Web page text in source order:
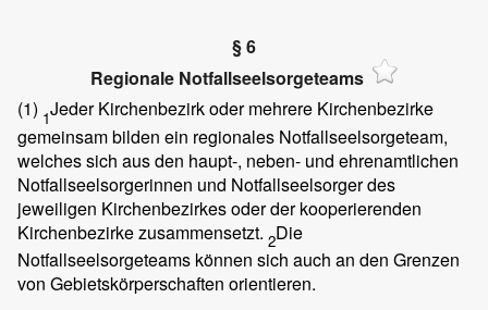
§ 6
Regionale Notfallseelsorgeteams
(1) 1Jeder Kirchenbezirk oder mehrere Kirchenbezirke
gemeinsam bilden ein regionales Notfallseelsorgeteam,
welches sich aus den haupt-, neben- und ehrenamtlichen
Notfallseelsorgerinnen und Notfallseelsorger des
jeweiligen Kirchenbezirkes oder der kooperierenden
Kirchenbezirke zusammensetzt. 2Die
Notfallseelsorgeteams können sich auch an den Grenzen
von Gebietskörperschaften orientieren.